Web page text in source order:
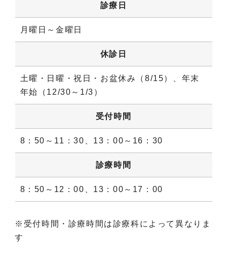
診療日
月曜日～金曜日
休診日
土曜・日曜・祝日・お盆休み（8/15）、年末
年始（12/30～1/3）
受付時間
8：50～11：30、13：00～16：30
診療時間
8：50～12：00、13：00～17：00
※受付時間・診療時間は診療科によって異なりま
す